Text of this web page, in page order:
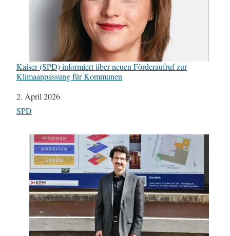
Kaiser (SPD) informiert über neuen Förderaufruf zur
Klimaanpassung für Kommunen
Datum
2. April 2026
In Bezug auf
SPD